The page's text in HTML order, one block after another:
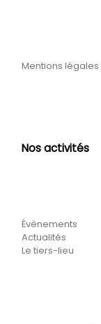
Mentions légales
Nos activités
Évènements
Actualités
Le tiers-lieu